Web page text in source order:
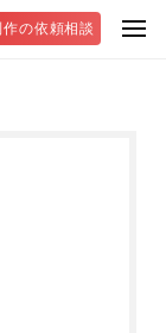
の依頼相談